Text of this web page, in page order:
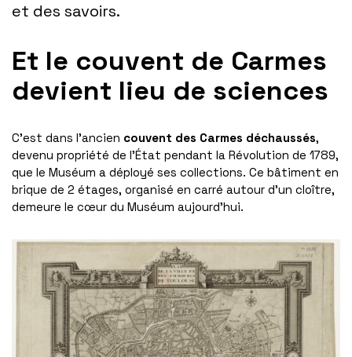
et des savoirs.
Et le couvent de Carmes
devient lieu de sciences
C’est dans l’ancien couvent des Carmes déchaussés,
devenu propriété de l’État pendant la Révolution de 1789,
que le Muséum a déployé ses collections. Ce bâtiment en
brique de 2 étages, organisé en carré autour d’un cloître,
demeure le cœur du Muséum aujourd’hui.